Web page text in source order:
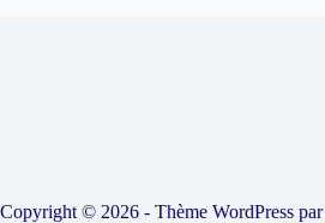
Copyright © 2026 - Thème WordPress par